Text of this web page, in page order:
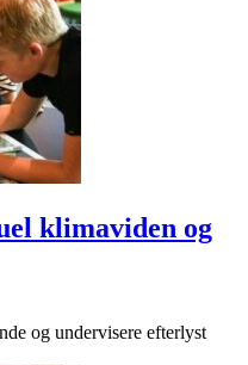
klimaviden og
og undervisere efterlyst